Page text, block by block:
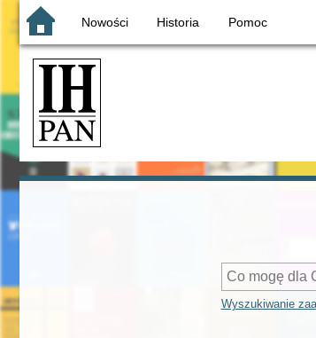
Nowości Historia Pomoc
Wyszukiwanie